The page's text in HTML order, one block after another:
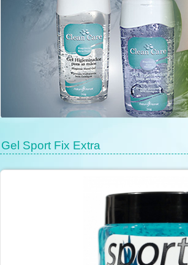
Gel Sport Fix Extra